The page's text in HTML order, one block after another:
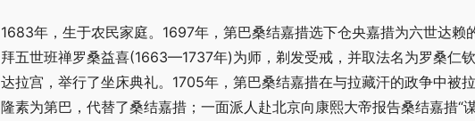
1683年，生于农民家庭。1697年，第巴桑结嘉措选下仓央嘉措为六世达
拜五世班禅罗桑益喜(1663—1737年)为师，剃发受戒，并取法名为罗桑仁
达拉宫，举行了坐床典礼。1705年，第巴桑结嘉措在与拉藏汗的政争中被
隆素为第巴，代替了桑结嘉措；一面派人赴北京向康熙大帝报告桑结嘉措“